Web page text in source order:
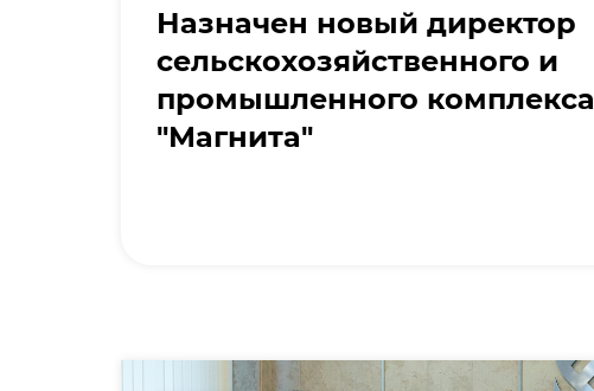
Назначен новый директор
сельскохозяйственного и
промышленного комплекса
"Магнита"